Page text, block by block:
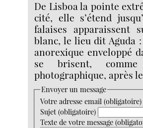
De Lisboa la pointe
cité, elle s’étend
falaises apparaissent
blanc, le lieu dit Aguda
anorexique enveloppé
se brisent,
photographique, après
Envoyer un message
Votre adresse email (obligatoire)
Sujet (obligatoire)
Texte de votre message